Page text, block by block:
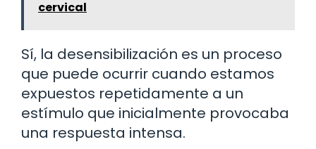
cervical
Sí, la desensibilización es un proceso
que puede ocurrir cuando estamos
expuestos repetidamente a un
estímulo que inicialmente provocaba
una respuesta intensa.